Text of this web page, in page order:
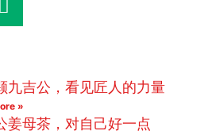
e
u
m
九吉公，看见匠人的力量
»
姜母茶，对自己好一点